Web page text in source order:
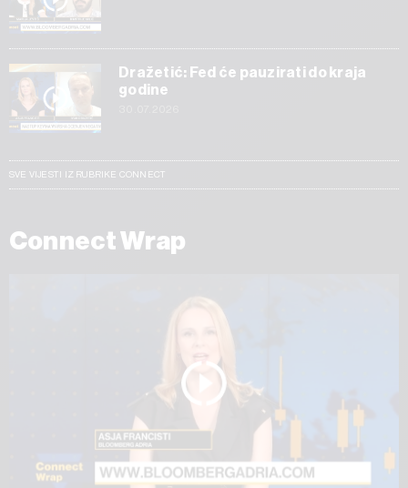
Dražetić: Fed će pauzirati do kraja
godine
SVE VIJESTI IZ RUBRIKE CONNECT
Connect Wrap